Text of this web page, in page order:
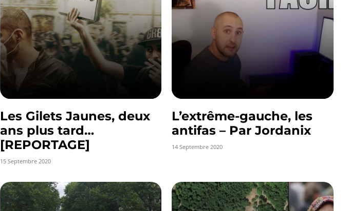
Les Gilets Jaunes, deux
ans plus tard…
[REPORTAGE]
15 Septembre 2020
L’extrême-gauche, les
antifas – Par Jordanix
14 Septembre 2020